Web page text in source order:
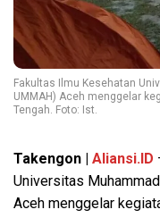
Fakultas Ilmu Kesehatan
UMMAH) Aceh menggelar
Tengah. Foto: Ist.
Takengon | Aliansi.ID
Universitas
Aceh menggelar